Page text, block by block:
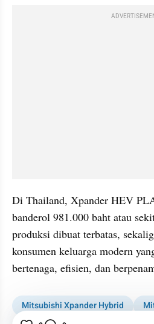
Di Thailand, Xpander HEV
banderol 981.000 baht atau
produksi dibuat terbatas,
konsumen keluarga modern
bertenaga, efisien, dan
Mitsubishi Xpander Hybrid